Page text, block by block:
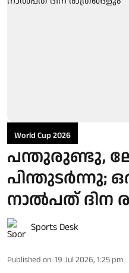
World Cup 2026
പന്തുരുണ്ടു,
നാല്‍പത് ദിന
Sports Desk
Published on: 19 Jul 2026, 1:25 pm